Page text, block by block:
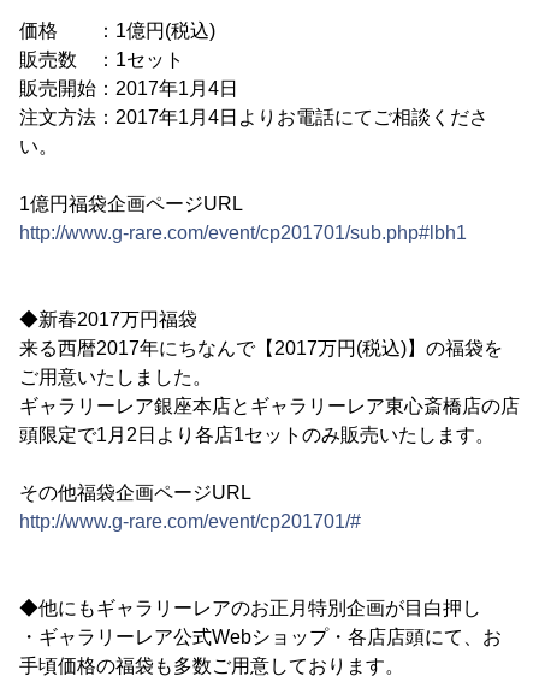
価格 ：1億円(税込)
販売数 ：1セット
販売開始：2017年1月4日
注文方法：2017年1月4日よりお電話にてご相談くださ
い。
1億円福袋企画ページURL
http://www.g-rare.com/event/cp201701/sub.php#lbh1
◆新春2017万円福袋
来る西暦2017年にちなんで【2017万円(税込)】の福袋を
ご用意いたしました。
ギャラリーレア銀座本店とギャラリーレア東心斎橋店の店
頭限定で1月2日より各店1セットのみ販売いたします。
その他福袋企画ページURL
http://www.g-rare.com/event/cp201701/#
◆他にもギャラリーレアのお正月特別企画が目白押し
・ギャラリーレア公式Webショップ・各店店頭にて、お
手頃価格の福袋も多数ご用意しております。